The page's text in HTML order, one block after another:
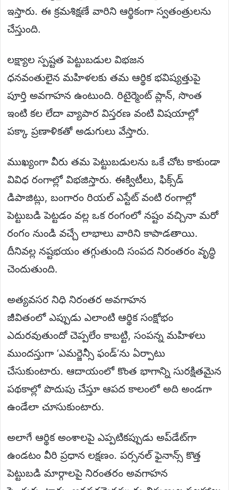
ఇస్తారు. ఈ క్రమశిక్షణే వారిని ఆర్థికంగా స్వతంత్రులను
చేస్తుంది.
లక్ష్యాల స్పష్టత పెట్టుబడుల విభజన
ధనవంతులైన మహిళలకు తమ ఆర్థిక భవిష్యత్తుపై
పూర్తి అవగాహన ఉంటుంది. రిటైర్మెంట్ ప్లాన్, సొంత
ఇంటి కల లేదా వ్యాపార విస్తరణ వంటి విషయాల్లో
పక్కా ప్రణాళికతో అడుగులు వేస్తారు.
ముఖ్యంగా వీరు తమ పెట్టుబడులను ఒకే చోట కాకుండా
వివిధ రంగాల్లో విభజిస్తారు. ఈక్విటీలు, ఫిక్స్‌డ్
డిపాజిట్లు, బంగారం రియల్ ఎస్టేట్ వంటి రంగాల్లో
పెట్టుబడి పెట్టడం వల్ల ఒక రంగంలో నష్టం వచ్చినా మరో
రంగం నుండి వచ్చే లాభాలు వారిని కాపాడతాయి.
దీనివల్ల నష్టభయం తగ్గుతుంది సంపద నిరంతరం వృద్ధి
చెందుతుంది.
అత్యవసర నిధి నిరంతర అవగాహన
జీవితంలో ఎప్పుడు ఎలాంటి ఆర్థిక సంక్షోభం
ఎదురవుతుందో చెప్పలేం కాబట్టి, సంపన్న మహిళలు
ముందస్తుగా ‘ఎమర్జెన్సీ ఫండ్’ను ఏర్పాటు
చేసుకుంటారు. ఆదాయంలో కొంత భాగాన్ని సురక్షితమైన
పథకాల్లో పొదుపు చేస్తూ ఆపద కాలంలో అది అండగా
ఉండేలా చూసుకుంటారు.
అలాగే ఆర్థిక అంశాలపై ఎప్పటికప్పుడు అప్‌డేట్‌గా
ఉండటం వీరి ప్రధాన లక్షణం. పర్సనల్ ఫైనాన్స్ కొత్త
పెట్టుబడి మార్గాలపై నిరంతరం అవగాహన